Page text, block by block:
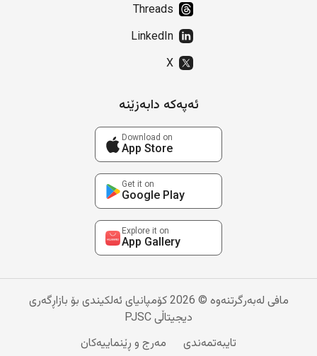
Threads
LinkedIn
X
ئەپەکە دابەزێنە
Download on
App Store
Get it on
Google Play
Explore it on
App Gallery
مافی لەبەرگرتنەوە © 2026 کۆمپانیای ئەلکیندی بۆ بازاڕگەری
دیجیتاڵی PJSC
تایبەتمەندی
مەرج و ڕێنماییەکان